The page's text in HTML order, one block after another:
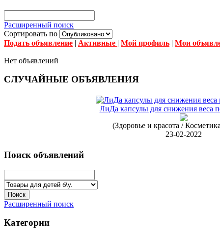
Расширенный поиск
Сортировать по
Подать объявление | Активные | Мой профиль | Мои
Нет объявлений
СЛУЧАЙНЫЕ ОБЪЯВЛЕНИЯ
ЛиДа капсулы для снижения веса
(Здоровье и красота /
23-02-2022
Поиск объявлений
Расширенный поиск
Категории